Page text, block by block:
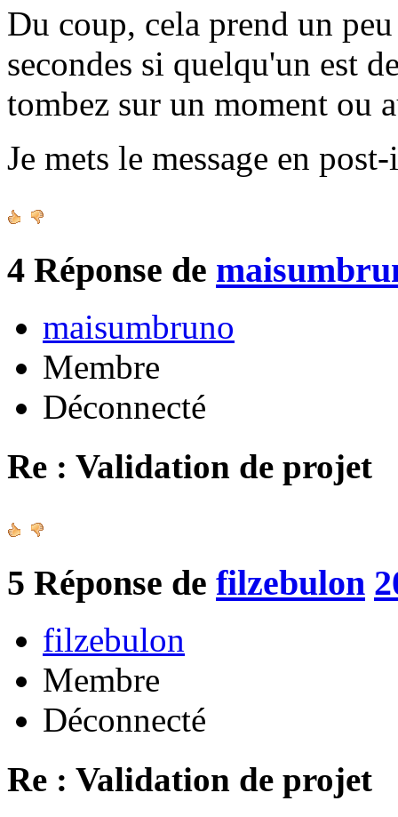
Du coup, cela prend un
secondes si quelqu'un est
tombez sur un moment ou
Je mets le message en
4 Réponse de
maisumbruno
Membre
Déconnecté
Re : Validation de projet
5 Réponse de filzebulon
filzebulon
Membre
Déconnecté
Re : Validation de projet